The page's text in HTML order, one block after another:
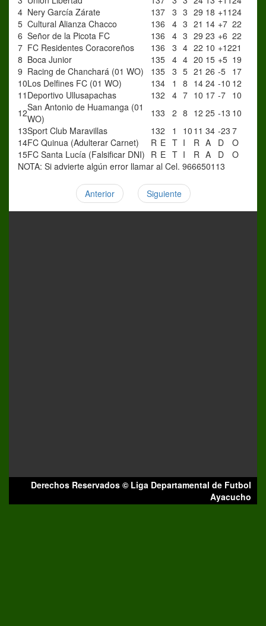
4 Nery García Zárate 137 3 3 29 18 +1124
5 Cultural Alianza Chacco 136 4 3 21 14 +7 22
6 Señor de la Picota FC 136 4 3 29 23 +6 22
7 FC Residentes Coracoreños 136 3 4 22 10 +1221
8 Boca Junior 135 4 4 20 15 +5 19
9 Racing de Chanchará (01 WO) 135 3 5 21 26 -5 17
10Los Delfines FC (01 WO) 134 1 8 14 24 -10 12
11 Deportivo Ullusapachas 132 4 7 10 17 -7 10
12San Antonio de Huamanga (01
WO)
133 2 8 12 25 -13 10
13Sport Club Maravillas 132 1 10 11 34 -23 7
14FC Quinua (Adulterar Carnet) R E T I R A D
O
15FC Santa Lucía (Falsificar DNI) R E T I R A D
O
NOTA: Si advierte algún error llamar al Cel. 966650113
Anterior Siguiente
Derechos Reservados © Liga Departamental de Futbol
Ayacucho